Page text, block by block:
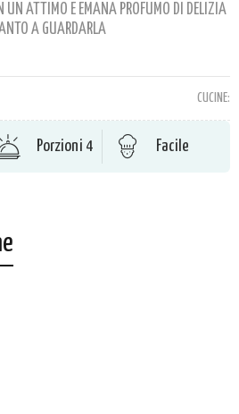
UN ATTIMO E EMANA PROFUMO DI DELIZIA
A GUARDARLA
CUCINE:
Porzioni 4 Facile